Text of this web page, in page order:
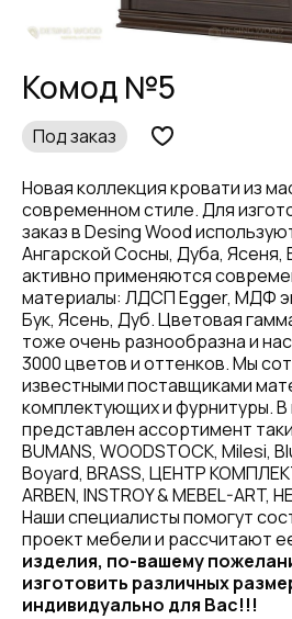
Комод №5
Под заказ
Новая коллекция кровати из
современном стиле. Для
заказ в Desing Wood
Ангарской Сосны, Дуба, Ясеня,
активно применяются
материалы: ЛДСП Egger, МДФ
Бук, Ясень, Дуб. Цветовая
тоже очень разнообразна и
3000 цветов и оттенков. Мы
известными поставщиками
комплектующих и фурнитуры. В
представлен ассортимент
BUMANS, WOODSTOCK, Milesi,
Boyard, BRASS, ЦЕНТР
ARBEN, INSTROY & MEBEL-
Наши специалисты помогут
проект мебели и рассчитают
изделия, по-вашему
изготовить различных
индивидуально для Вас!!!